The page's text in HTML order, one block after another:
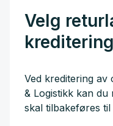
Velg
Ved kreditering
& Logistikk kan du
skal tilbakeføres